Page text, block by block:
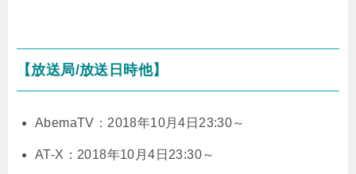
【放送局/放送日時他】
AbemaTV：2018年10月4日23:30～
AT-X：2018年10月4日23:30～